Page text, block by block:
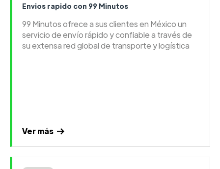
Envios rapido con 99 Minutos
99 Minutos ofrece a sus clientes en México un
servicio de envío rápido y confiable a través de
su extensa red global de transporte y logística
Ver más